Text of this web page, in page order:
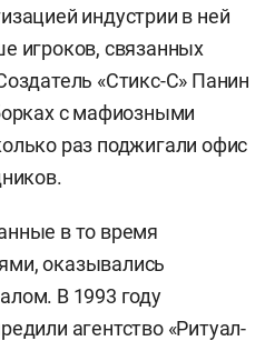
индустрии в ней
игроков, связанных
«Стикс-С» Панин
с мафиозными
раз поджигали офис
в то время
оказывались
В 1993 году
агентство «Ритуал-